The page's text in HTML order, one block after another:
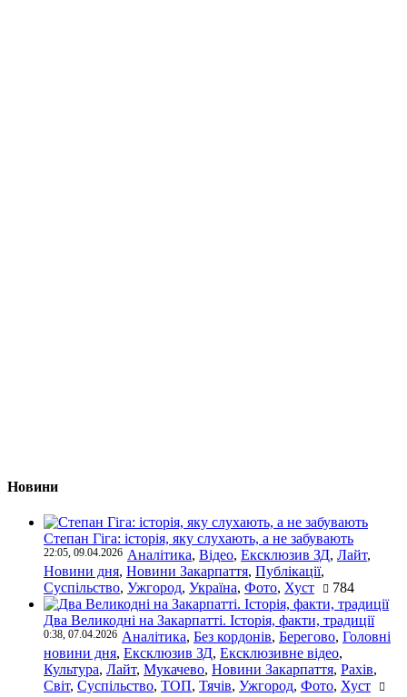
Новини
Степан Гіга: історія, яку слухають, а не забувають
22:05, 09.04.2026 Аналітика, Відео, Ексклюзив ЗД, Лайт,
Новини дня, Новини Закарпаття, Публікації,
Суспільство, Ужгород, Україна, Фото, Хуст 784
Два Великодні на Закарпатті. Історія, факти, традиції
0:38, 07.04.2026 Аналітика, Без кордонів, Берегово, Головні
новини дня, Ексклюзив ЗД, Ексклюзивне відео,
Культура, Лайт, Мукачево, Новини Закарпаття, Рахів,
Світ, Суспільство, ТОП, Тячів, Ужгород, Фото, Хуст